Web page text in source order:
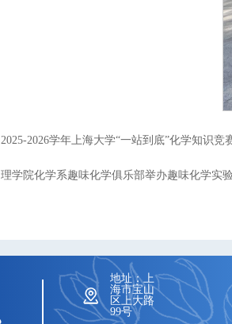
2025-2026学年上海大学“一站到底”化学知识竞
理学院化学系趣味化学俱乐部举办趣味化学实
地址：上
海市宝山
区上大路
99号